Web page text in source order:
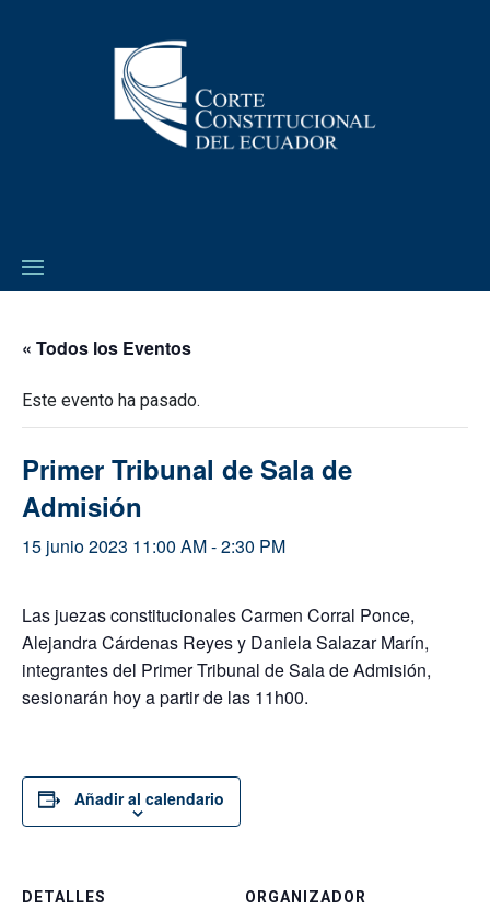
« Todos los Eventos
Este evento ha pasado.
Primer Tribunal de Sala de
Admisión
15 junio 2023 11:00 AM-2:30 PM
Las juezas constitucionales Carmen Corral Ponce,
Alejandra Cárdenas Reyes y Daniela Salazar Marín,
integrantes del Primer Tribunal de Sala de Admisión,
sesionarán hoy a partir de las 11h00.
Añadir al calendario
DETALLES ORGANIZADOR